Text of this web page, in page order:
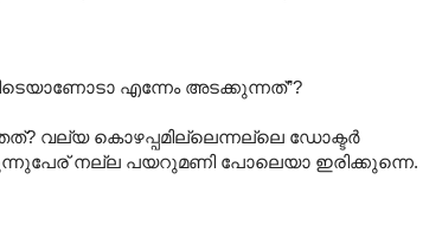
എന്നേം അടക്കുന്നത്”?
വല്യ കൊഴപ്പമില്ലെന്നല്ലെ ഡോക്ടർ
നല്ല പയറുമണി പോലെയാ ഇരിക്കുന്നെ.